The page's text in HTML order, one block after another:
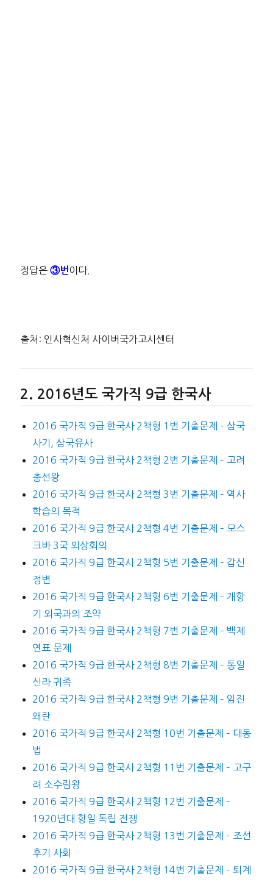
정답은③번 이다.
출처: 인사혁신처 사이버국가고시센터
2016년도 국가직 9급 한국사
2016 국가직 9급 한국사 2책형 1번 기출문제 – 삼국
사기, 삼국유사
2016 국가직 9급 한국사 2책형 2번 기출문제 – 고려
충선왕
2016 국가직 9급 한국사 2책형 3번 기출문제 – 역사
학습의 목적
2016 국가직 9급 한국사 2책형 4번 기출문제 – 모스
크바 3국 외상회의
2016 국가직 9급 한국사 2책형 5번 기출문제 – 갑신
정변
2016 국가직 9급 한국사 2책형 6번 기출문제 – 개항
기 외국과의 조약
2016 국가직 9급 한국사 2책형 7번 기출문제 – 백제
연표 문제
2016 국가직 9급 한국사 2책형 8번 기출문제 – 통일
신라 귀족
2016 국가직 9급 한국사 2책형 9번 기출문제 – 임진
왜란
2016 국가직 9급 한국사 2책형 10번 기출문제 – 대동
법
2016 국가직 9급 한국사 2책형 11번 기출문제 – 고구
려 소수림왕
2016 국가직 9급 한국사 2책형 12번 기출문제 –
1920년대 항일 독립 전쟁
2016 국가직 9급 한국사 2책형 13번 기출문제 – 조선
후기 사회
2016 국가직 9급 한국사 2책형 14번 기출문제 – 퇴계